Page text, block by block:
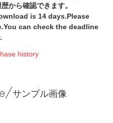
から確認できます。
is 14 days.Please
can check the deadline
history
サンプル画像